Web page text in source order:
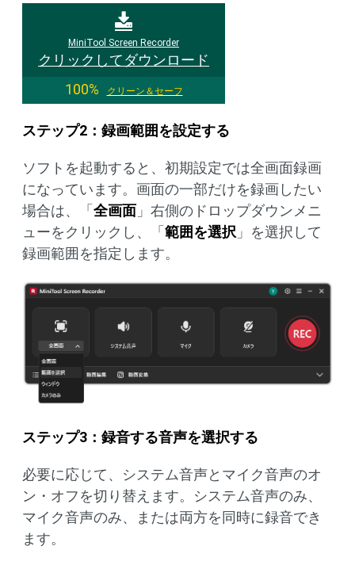
MiniTool Screen Recorder
クリックしてダウンロード
100%
クリーン＆セーフ
ステップ2：録画範囲を設定する
ソフトを起動すると、初期設定では全画面録画
になっています。画面の一部だけを録画したい
場合は、「全画面 」右側のドロップダウンメニ
ューをクリックし、「範囲を選択 」を選択して
録画範囲を指定します。
ステップ3：録音する音声を選択する
必要に応じて、システム音声とマイク音声のオ
ン・オフを切り替えます。システム音声のみ、
マイク音声のみ、または両方を同時に録音でき
ます。